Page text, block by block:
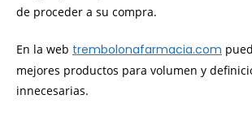
de proceder a su compra.
En la web trembolonafarmacia.com
mejores productos para volumen y
innecesarias.